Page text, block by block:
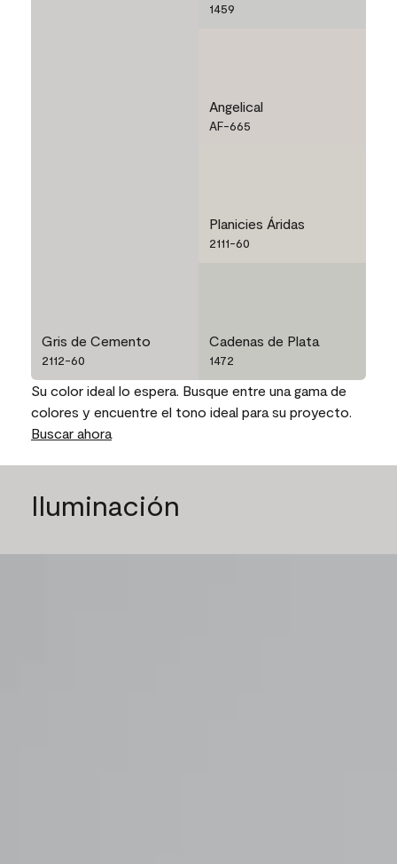
Gris de Cemento
2112-60
1459
Angelical
AF-665
Planicies Áridas
2111-60
Cadenas de Plata
1472
Su color ideal lo espera. Busque entre una gama de
colores y encuentre el tono ideal para su proyecto.
Buscar ahora
Iluminación